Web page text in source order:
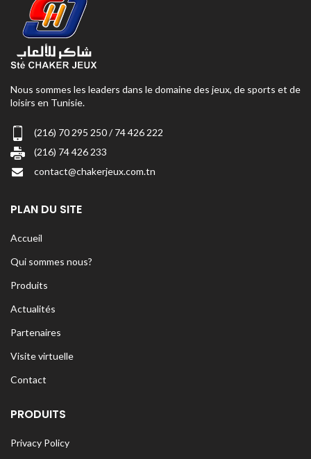
Nous sommes les leaders dans le domaine des jeux, de sports et de
loisirs en Tunisie.
(216) 70 295 250 / 74 426 222
(216) 74 426 233
contact@chakerjeux.com.tn
PLAN DU SITE
Accueil
Qui sommes nous?
Produits
Actualités
Partenaires
Visite virtuelle
Contact
PRODUITS
Privacy Policy